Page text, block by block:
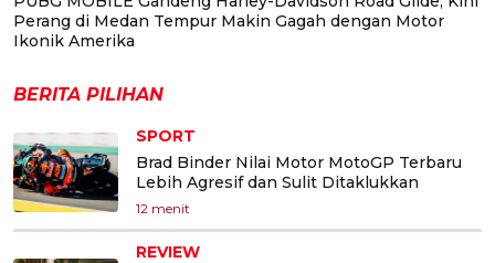
Perang di Medan Tempur Makin Gagah dengan Motor
Ikonik Amerika
BERITA PILIHAN
SPORT
Brad Binder Nilai Motor MotoGP Terbaru
Lebih Agresif dan Sulit Ditaklukkan
12 menit
REVIEW